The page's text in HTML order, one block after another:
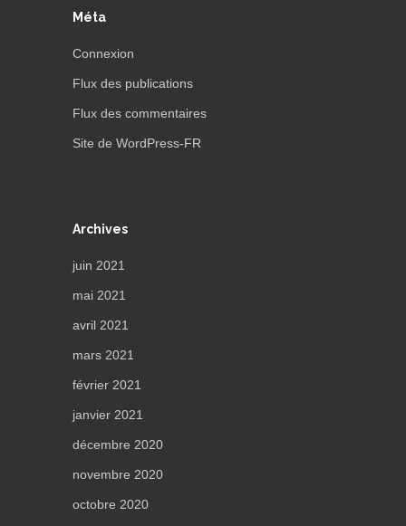
Méta
Connexion
Flux des publications
Flux des commentaires
Site de WordPress-FR
Archives
juin 2021
mai 2021
avril 2021
mars 2021
février 2021
janvier 2021
décembre 2020
novembre 2020
octobre 2020